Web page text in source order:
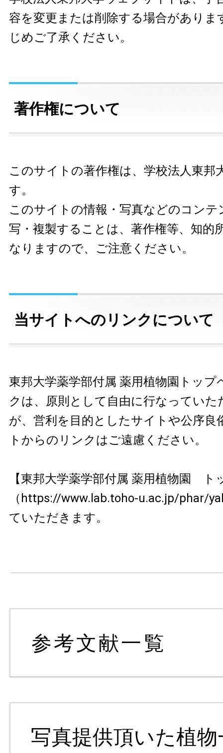
容を変更または削除する場合がありま
じめご了承ください。
著作権について
このサイトの著作権は、学校法人東邦
す。
このサイトの情報・写真などのコンテ
写・複製することは、著作権等、知的
なりますので、ご注意ください。
当サイトへのリンクについて
東邦大学薬学部付属 薬用植物園トップ
クは、原則として自由に行なっていた
が、営利を目的としたサイトや公序良
トからのリンクはご遠慮ください。
【東邦大学薬学部付属 薬用植物園 ト
（https://www.lab.toho-u.ac.jp/phar/
ていただきます。